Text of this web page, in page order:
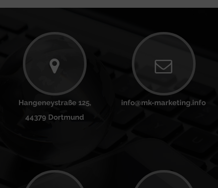
Hangeneystraße 125,
44379 Dortmund
info@mk-marketing.info